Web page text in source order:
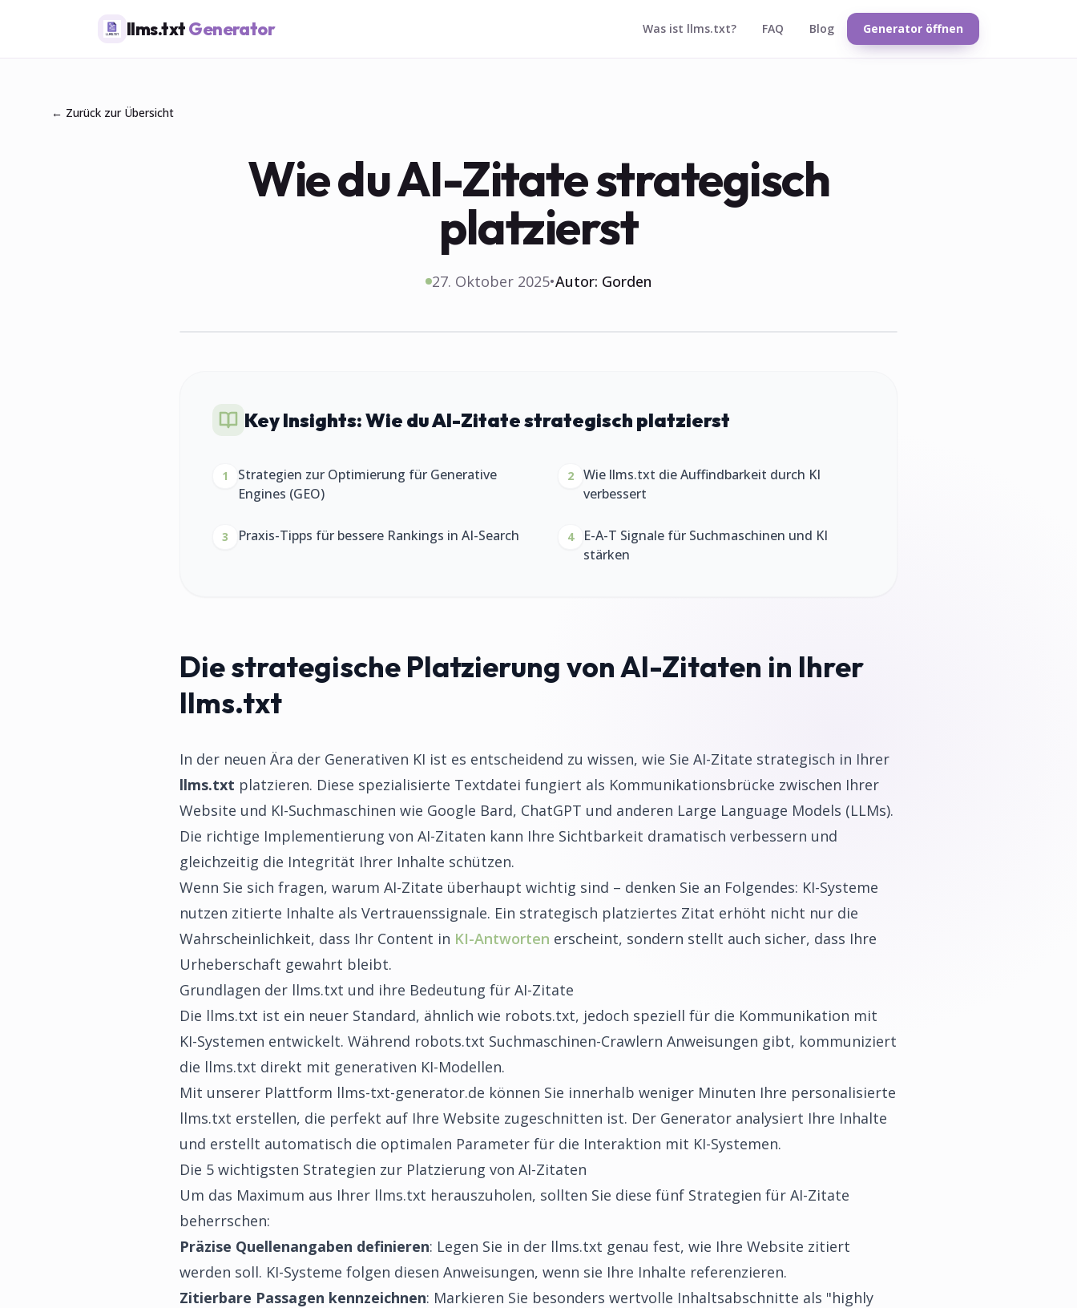
llms.txtGenerator Was ist llms.txt? FAQ Blog Generator öffnen
← Zurück zur Übersicht
Wie du AI-Zitate strategisch
platzierst
27. Oktober 2025•Autor: Gorden
Key Insights:Wie du AI-Zitate strategisch platzierst
1
Strategien zur Optimierung für Generative
Engines (GEO)
2
Wie llms.txt die Auffindbarkeit durch KI
verbessert
3 Praxis-Tipps für bessere Rankings in AI-Search 4
E-A-T Signale für Suchmaschinen und KI
stärken
Die strategische Platzierung von AI-Zitaten in Ihrer
llms.txt
In der neuen Ära der Generativen KI ist es entscheidend zu wissen, wie Sie AI-Zitate strategisch in Ihrer
llms.txt platzieren. Diese spezialisierte Textdatei fungiert als Kommunikationsbrücke zwischen Ihrer
Website und KI-Suchmaschinen wie Google Bard, ChatGPT und anderen Large Language Models (LLMs).
Die richtige Implementierung von AI-Zitaten kann Ihre Sichtbarkeit dramatisch verbessern und
gleichzeitig die Integrität Ihrer Inhalte schützen.
Wenn Sie sich fragen, warum AI-Zitate überhaupt wichtig sind – denken Sie an Folgendes: KI-Systeme
nutzen zitierte Inhalte als Vertrauenssignale. Ein strategisch platziertes Zitat erhöht nicht nur die
Wahrscheinlichkeit, dass Ihr Content in KI-Antworten erscheint, sondern stellt auch sicher, dass Ihre
Urheberschaft gewahrt bleibt.
Grundlagen der llms.txt und ihre Bedeutung für AI-Zitate
Die llms.txt ist ein neuer Standard, ähnlich wie robots.txt, jedoch speziell für die Kommunikation mit
KI-Systemen entwickelt. Während robots.txt Suchmaschinen-Crawlern Anweisungen gibt, kommuniziert
die llms.txt direkt mit generativen KI-Modellen.
Mit unserer Plattform llms-txt-generator.de können Sie innerhalb weniger Minuten Ihre personalisierte
llms.txt erstellen, die perfekt auf Ihre Website zugeschnitten ist. Der Generator analysiert Ihre Inhalte
und erstellt automatisch die optimalen Parameter für die Interaktion mit KI-Systemen.
Die 5 wichtigsten Strategien zur Platzierung von AI-Zitaten
Um das Maximum aus Ihrer llms.txt herauszuholen, sollten Sie diese fünf Strategien für AI-Zitate
beherrschen:
Präzise Quellenangaben definieren: Legen Sie in der llms.txt genau fest, wie Ihre Website zitiert
werden soll. KI-Systeme folgen diesen Anweisungen, wenn sie Ihre Inhalte referenzieren.
Zitierbare Passagen kennzeichnen: Markieren Sie besonders wertvolle Inhaltsabschnitte als "highly